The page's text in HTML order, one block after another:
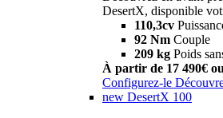
DesertX, disponible
110,3cv
92 Nm Couple
209 kg Poids
À partir de 17 490€
Configurez-le
new DesertX 100